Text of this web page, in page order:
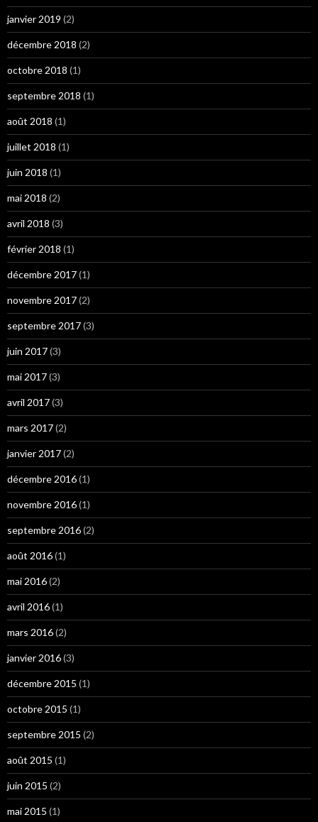
janvier 2019 (2)
décembre 2018 (2)
octobre 2018 (1)
septembre 2018 (1)
août 2018 (1)
juillet 2018 (1)
juin 2018 (1)
mai 2018 (2)
avril 2018 (3)
février 2018 (1)
décembre 2017(1)
novembre 2017(2)
septembre 2017(3)
juin 2017(3)
mai 2017(3)
avril 2017(3)
mars 2017(2)
janvier 2017(2)
décembre 2016(1)
novembre 2016(1)
septembre 2016(2)
août 2016(1)
mai 2016(2)
avril 2016(1)
mars 2016(2)
janvier 2016(3)
décembre 2015 (1)
octobre 2015 (1)
septembre 2015 (2)
août 2015 (1)
juin 2015 (2)
mai 2015 (1)